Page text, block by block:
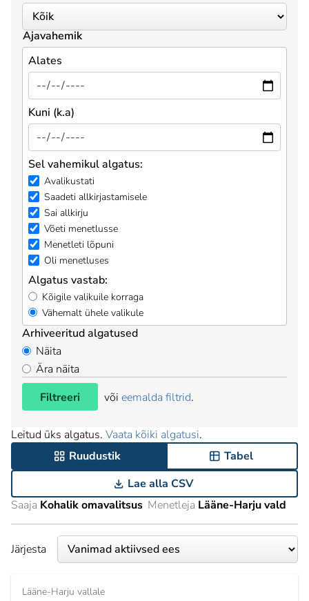
Ajavahemik
Alates
Kuni (k.a)
Sel vahemikul algatus:
Avalikustati
Saadeti allkirjastamisele
Sai allkirju
Võeti menetlusse
Menetleti lõpuni
Oli menetluses
Algatus vastab:
Kõigile valikuile korraga
Vähemalt ühele valikule
Arhiveeritud algatused
Näita
Ära näita
Filtreeri
või eemalda filtrid.
Leitud üks algatus. Vaata kõiki algatusi.
Ruudustik
Tabel
Lae alla CSV
Saaja Kohalik omavalitsus Menetleja Lääne-Harju vald
Järjesta
Lääne-Harju vallale